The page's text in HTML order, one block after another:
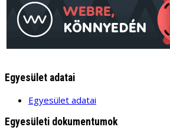
Egyesület adatai
Egyesület adatai
Egyesületi dokumentumok